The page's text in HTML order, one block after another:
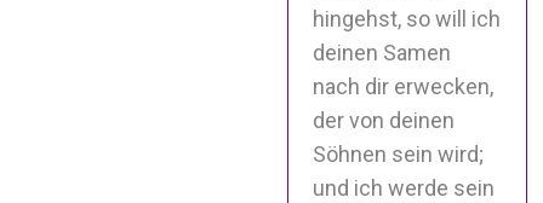
hingehst, so will ich
deinen Samen
nach dir erwecken,
der von deinen
Söhnen sein wird;
und ich werde sein